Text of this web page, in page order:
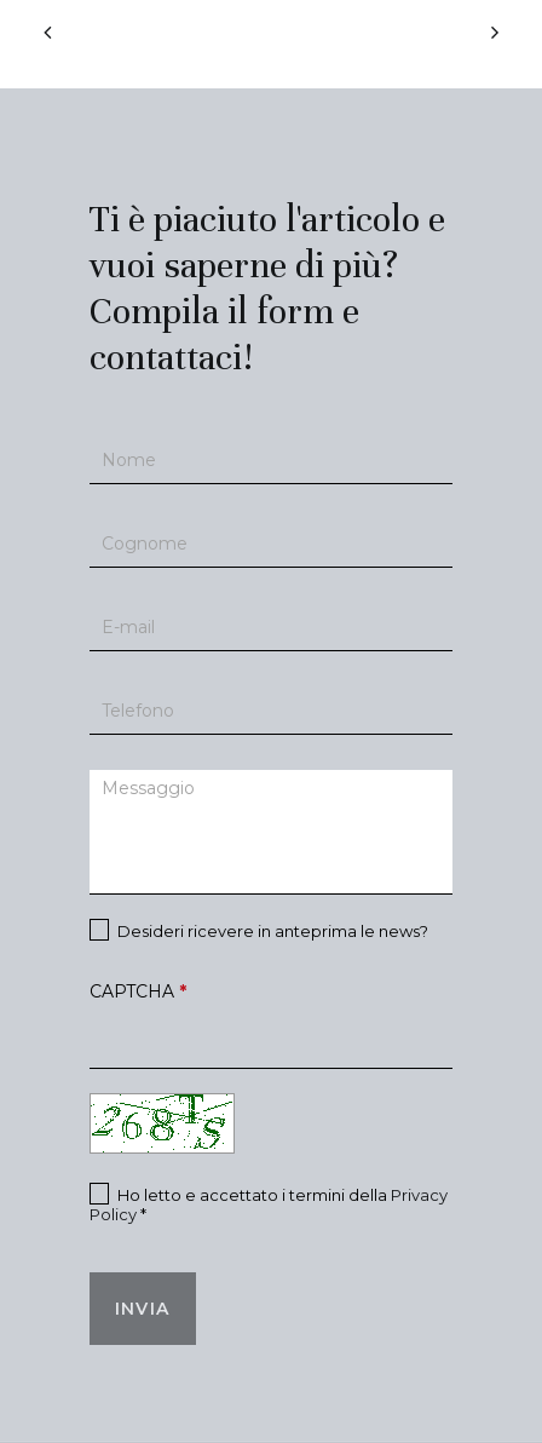
Ti è piaciuto l'articolo e
vuoi saperne di più?
Compila il form e
contattaci!
Desideri ricevere in anteprima le news?
CAPTCHA *
Ho letto e accettato i termini della Privacy
Policy*
INVIA